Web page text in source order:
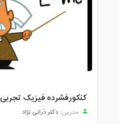
کنکورفشرده فیزیک تجربی
مدرس: دکتر دُرانی نژاد